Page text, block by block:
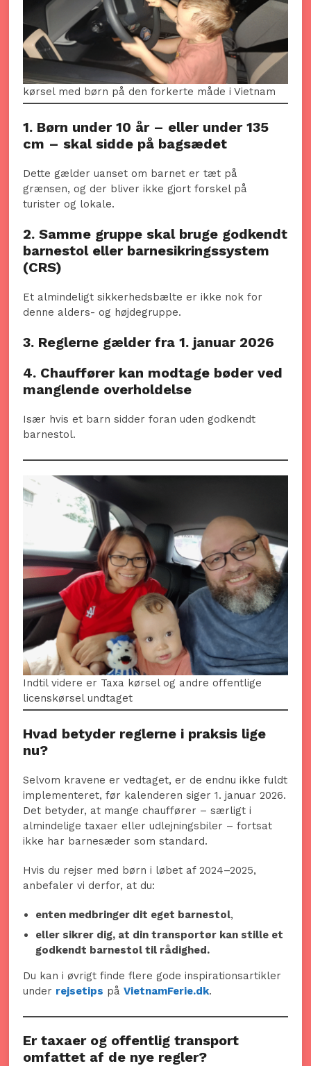
kørsel med børn på den forkerte måde i Vietnam
1. Børn under 10 år – eller under 135
cm – skal sidde på bagsædet
Dette gælder uanset om barnet er tæt på
grænsen, og der bliver ikke gjort forskel på
turister og lokale.
2. Samme gruppe skal bruge godkendt
barnestol eller barnesikringssystem
(CRS)
Et almindeligt sikkerhedsbælte er ikke nok for
denne alders- og højdegruppe.
3. Reglerne gælder fra 1. januar 2026
4. Chauffører kan modtage bøder ved
manglende overholdelse
Især hvis et barn sidder foran uden godkendt
barnestol.
Indtil videre er Taxa kørsel og andre offentlige
licenskørsel undtaget
Hvad betyder reglerne i praksis lige
nu?
Selvom kravene er vedtaget, er de endnu ikke fuldt
implementeret, før kalenderen siger 1. januar 2026.
Det betyder, at mange chauffører – særligt i
almindelige taxaer eller udlejningsbiler – fortsat
ikke har barnesæder som standard.
Hvis du rejser med børn i løbet af 2024–2025,
anbefaler vi derfor, at du:
enten medbringer dit eget barnestol,
eller sikrer dig, at din transportør kan stille et
godkendt barnestol til rådighed.
Du kan i øvrigt finde flere gode inspirationsartikler
under rejsetips påVietnamFerie.dk.
Er taxaer og offentlig transport
omfattet af de nye regler?